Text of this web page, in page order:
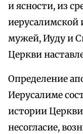
и ясности, из
иерусалимской
мужей, Иуду и
Церкви
Определение
Иерусалиме
истории
несогласие,